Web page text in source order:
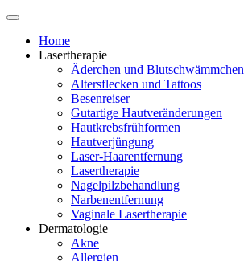
Home
Lasertherapie
Äderchen und Blutschwämmchen
Altersflecken und Tattoos
Besenreiser
Gutartige Hautveränderungen
Hautkrebsfrühformen
Hautverjüngung
Laser-Haarentfernung
Lasertherapie
Nagelpilzbehandlung
Narbenentfernung
Vaginale Lasertherapie
Dermatologie
Akne
Allergien